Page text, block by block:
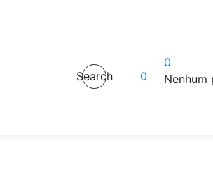
Search 0
0
Nenhum